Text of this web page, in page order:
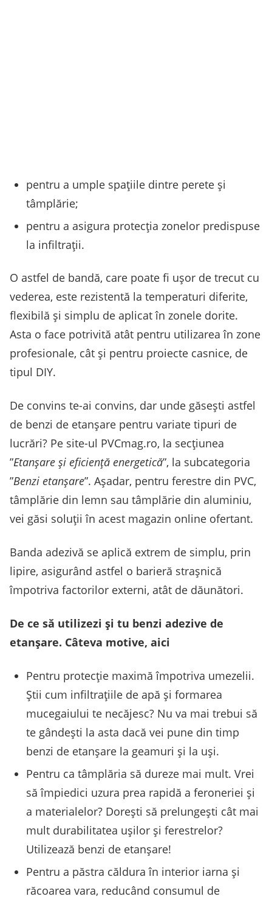
pentru a umple spațiile dintre perete și
tâmplărie;
pentru a asigura protecția zonelor predispuse
la infiltrații.
O astfel de bandă, care poate fi ușor de trecut cu
vederea, este rezistentă la temperaturi diferite,
flexibilă și simplu de aplicat în zonele dorite.
Asta o face potrivită atât pentru utilizarea în zone
profesionale, cât și pentru proiecte casnice, de
tipul DIY.
De convins te-ai convins, dar unde găsești astfel
de benzi de etanșare pentru variate tipuri de
lucrări? Pe site-ul PVCmag.ro, la secțiunea
”Etanșare și eficiență energetică”, la subcategoria
”Benzi etanșare”. Așadar, pentru ferestre din PVC,
tâmplărie din lemn sau tâmplărie din aluminiu,
vei găsi soluții în acest magazin online ofertant.
Banda adezivă se aplică extrem de simplu, prin
lipire, asigurând astfel o barieră strașnică
împotriva factorilor externi, atât de dăunători.
De ce să utilizezi și tu benzi adezive de
etanșare. Câteva motive, aici
Pentru protecție maximă împotriva umezelii.
Știi cum infiltrațiile de apă și formarea
mucegaiului te necăjesc? Nu va mai trebui să
te gândești la asta dacă vei pune din timp
benzi de etanșare la geamuri și la uși.
Pentru ca tâmplăria să dureze mai mult. Vrei
să împiedici uzura prea rapidă a feroneriei și
a materialelor? Dorești să prelungești cât mai
mult durabilitatea ușilor și ferestrelor?
Utilizează benzi de etanșare!
Pentru a păstra căldura în interior iarna și
răcoarea vara, reducând consumul de